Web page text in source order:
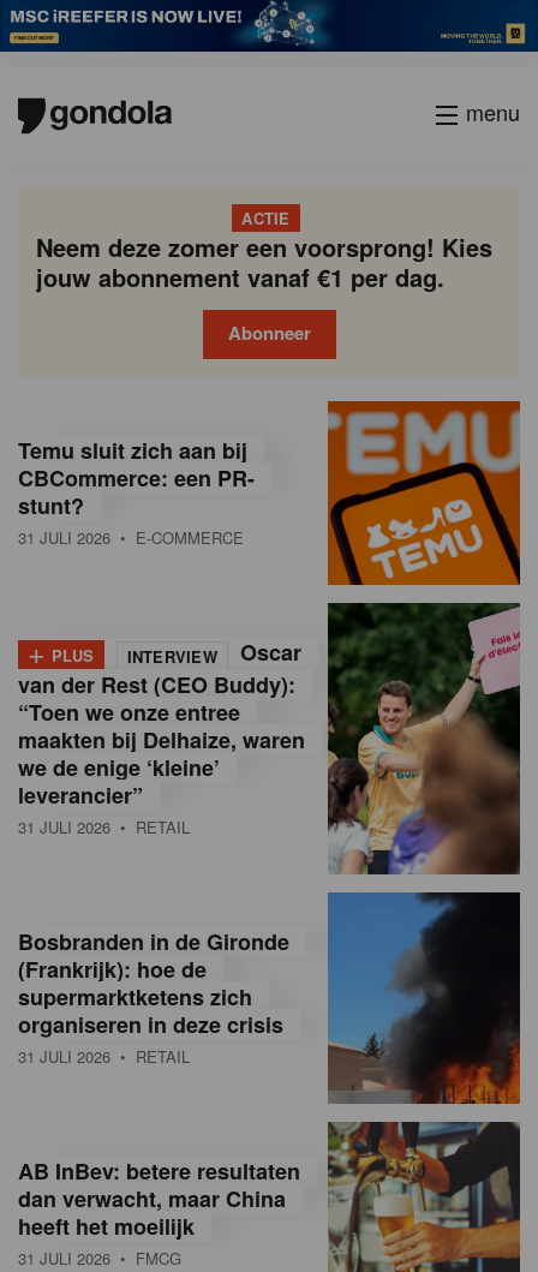
menu
ACTIE
Neem deze zomer een voorsprong! Kies
jouw abonnement vanaf €1 per dag.
Abonneer
o
n
d
a
M
a
g
a
n
e
a
Temu sluit zich aan bij
CBCommerce: een PR-
stunt?
31 JULI 2026 • E-COMMERCE
+ PLUS INTERVIEW
Oscar
van der Rest (CEO Buddy):
“Toen we onze entree
maakten bij Delhaize, waren
we de enige ‘kleine’
leverancier”
31 JULI 2026 • RETAIL
Bosbranden in de Gironde
(Frankrijk): hoe de
supermarktketens zich
organiseren in deze crisis
31 JULI 2026 • RETAIL
AB InBev: betere resultaten
dan verwacht, maar China
heeft het moeilijk
31 JULI 2026 • FMCG